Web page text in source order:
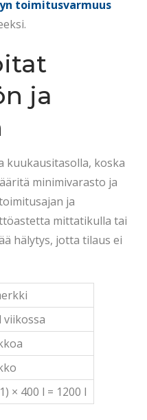
toimitusvarmuus
ja
kuukausitasolla, koska
minimivarasto ja
ja
mittatikulla tai
hälytys, jotta tilaus ei
viikossa
× 400 l = 1200 l